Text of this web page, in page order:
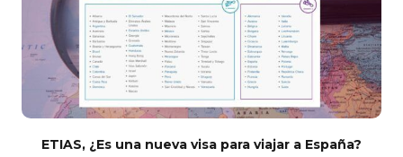
ETIAS, ¿Es una nueva visa para viajar a España?